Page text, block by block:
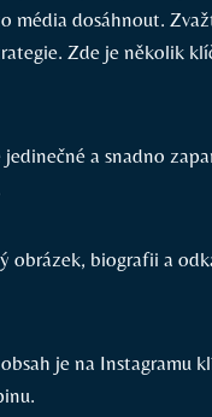
média dosáhnout.
Zde je několik
a snadno
obrázek, biografii a
je na Instagramu